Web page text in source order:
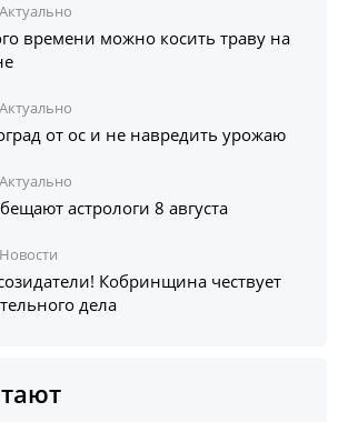
Актуально
времени можно косить траву на
Актуально
от ос и не навредить урожаю
Актуально
астрологи 8 августа
Новости
Кобринщина чествует
дела